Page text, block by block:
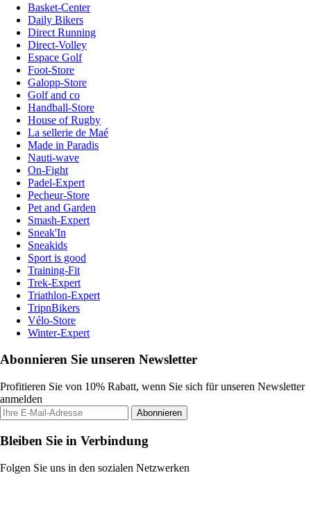
Basket-Center
Daily Bikers
Direct Running
Direct-Volley
Espace Golf
Foot-Store
Galopp-Store
Golf and co
Handball-Store
House of Rugby
La sellerie de Maé
Made in Paradis
Nauti-wave
On-Fight
Padel-Expert
Pecheur-Store
Pet and Garden
Smash-Expert
Sneak'In
Sneakids
Sport is good
Training-Fit
Trek-Expert
Triathlon-Expert
TripnBikers
Vélo-Store
Winter-Expert
Abonnieren Sie unseren Newsletter
Profitieren Sie von 10% Rabatt, wenn Sie sich für unseren Newsletter
anmelden
Abonnieren
Bleiben Sie in Verbindung
Folgen Sie uns in den sozialen Netzwerken